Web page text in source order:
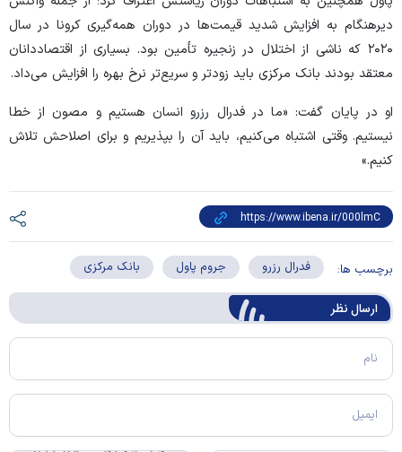
دیرهنگام به افزایش شدید قیمت‌ها در دوران همه‌گیری کرونا در سال
۲۰۲۰ که ناشی از اختلال در زنجیره تأمین بود. بسیاری از اقتصاددانان
معتقد بودند بانک مرکزی باید زودتر و سریع‌تر نرخ بهره را افزایش می‌داد.
او در پایان گفت: «ما در فدرال رزرو انسان هستیم و مصون از خطا
نیستیم. وقتی اشتباه می‌کنیم، باید آن را بپذیریم و برای اصلاحش تلاش
کنیم.»
برچسب ها: فدرال رزرو جروم پاول بانک مرکزی
ارسال‌ نظر